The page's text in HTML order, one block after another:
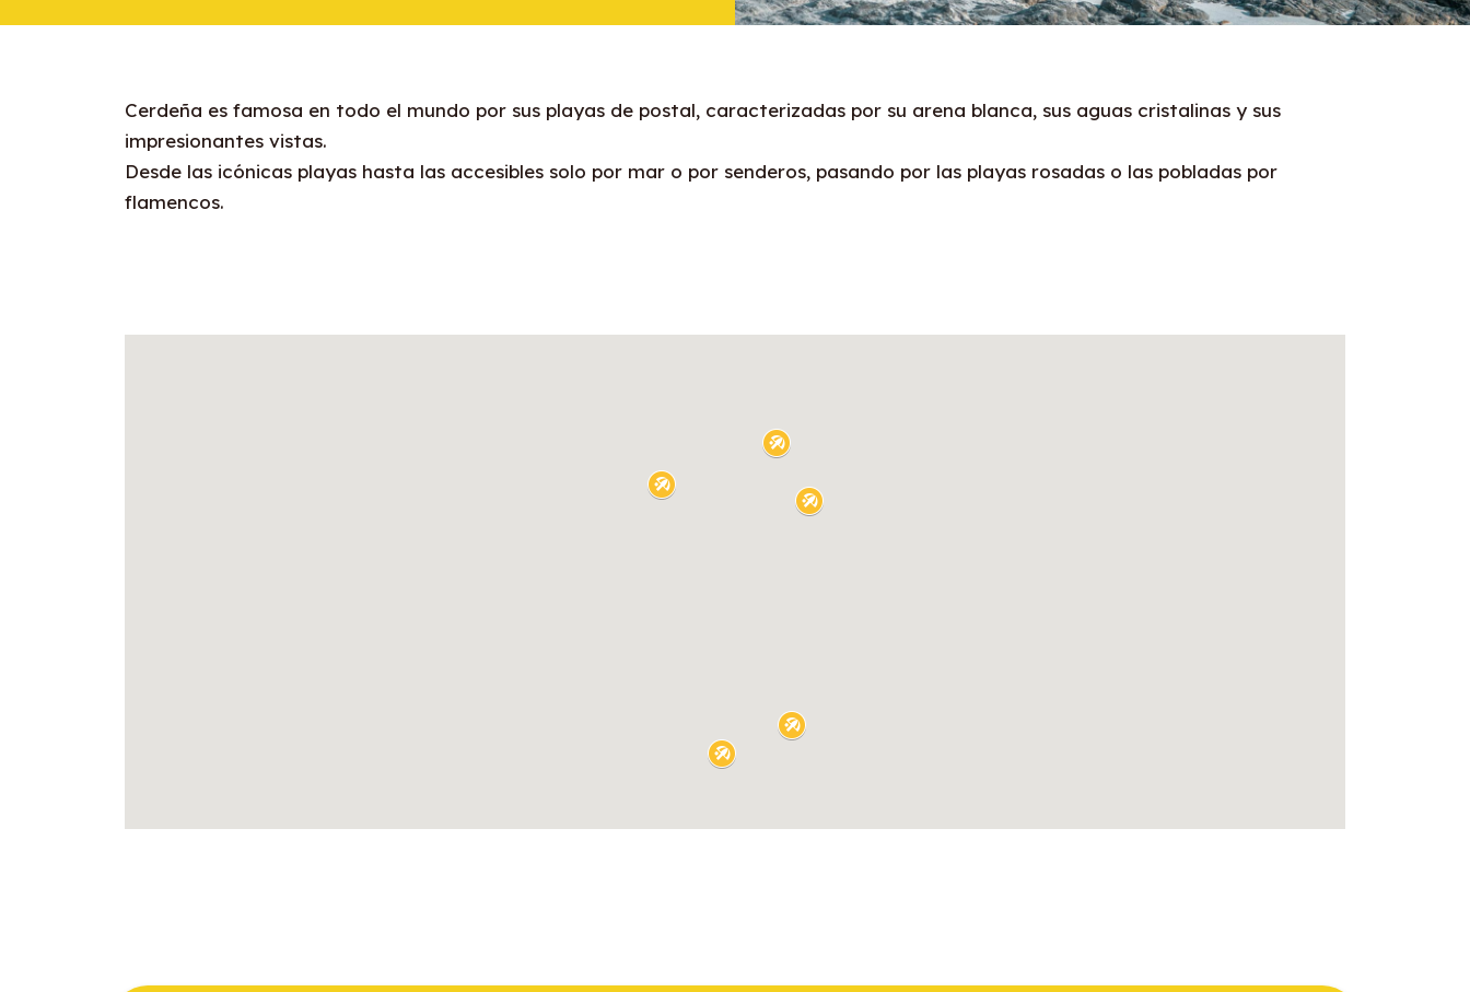
Cerdeña es famosa en todo el mundo por sus playas de postal, caracterizadas por su arena blanca, sus aguas cristalinas y sus
impresionantes vistas.
Desde las icónicas playas hasta las accesibles solo por mar o por senderos, pasando por las playas rosadas o las pobladas por
flamencos.